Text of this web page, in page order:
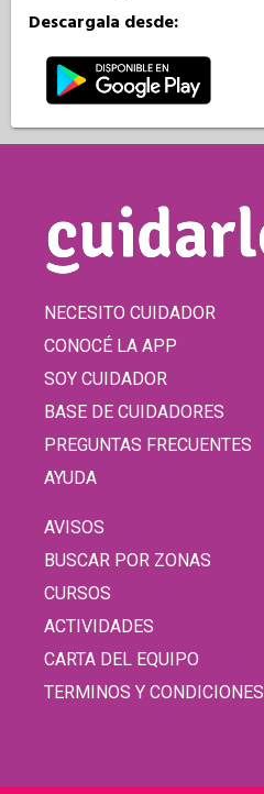
Descargala desde:
NECESITO CUIDADOR
CONOCÉ LA APP
SOY CUIDADOR
BASE DE CUIDADORES
PREGUNTAS FRECUENTES
AYUDA
AVISOS
BUSCAR POR ZONAS
CURSOS
ACTIVIDADES
CARTA DEL EQUIPO
TERMINOS Y CONDICIONES